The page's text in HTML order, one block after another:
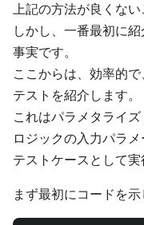
上記の方法が良くない
しかし、一番最初に
事実です。
ここからは、効率的
テストを紹介します。
これはパラメタライ
ロジックの入力パラ
テストケースとして実
まず最初にコードを示